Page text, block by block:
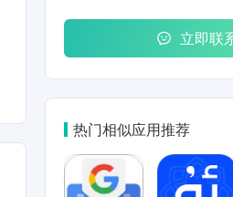
立即联
热门相似应用推荐